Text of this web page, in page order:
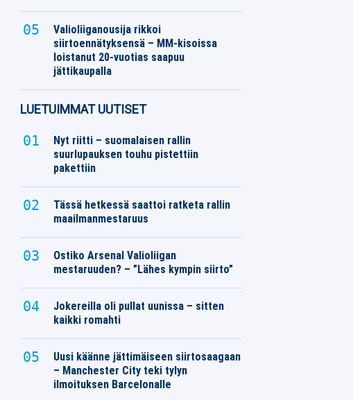
Valioliiganousija rikkoi
siirtoennätyksensä – MM-kisoissa
loistanut 20-vuotias saapuu
jättikaupalla
LUETUIMMAT UUTISET
Nyt riitti – suomalaisen rallin
suurlupauksen touhu pistettiin
pakettiin
Tässä hetkessä saattoi ratketa rallin
maailmanmestaruus
Ostiko Arsenal Valioliigan
mestaruuden? – ”Lähes kympin siirto”
Jokereilla oli pullat uunissa – sitten
kaikki romahti
Uusi käänne jättimäiseen siirtosaagaan
– Manchester City teki tylyn
ilmoituksen Barcelonalle